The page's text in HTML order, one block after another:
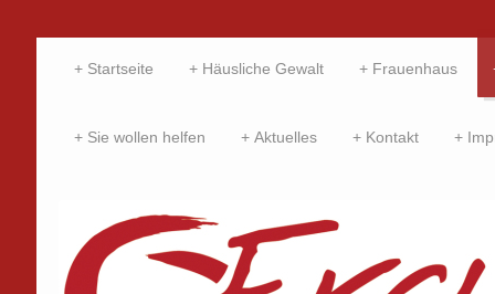
Startseite Häusliche Gewalt Frauenhaus
Sie wollen helfen Aktuelles Kontakt